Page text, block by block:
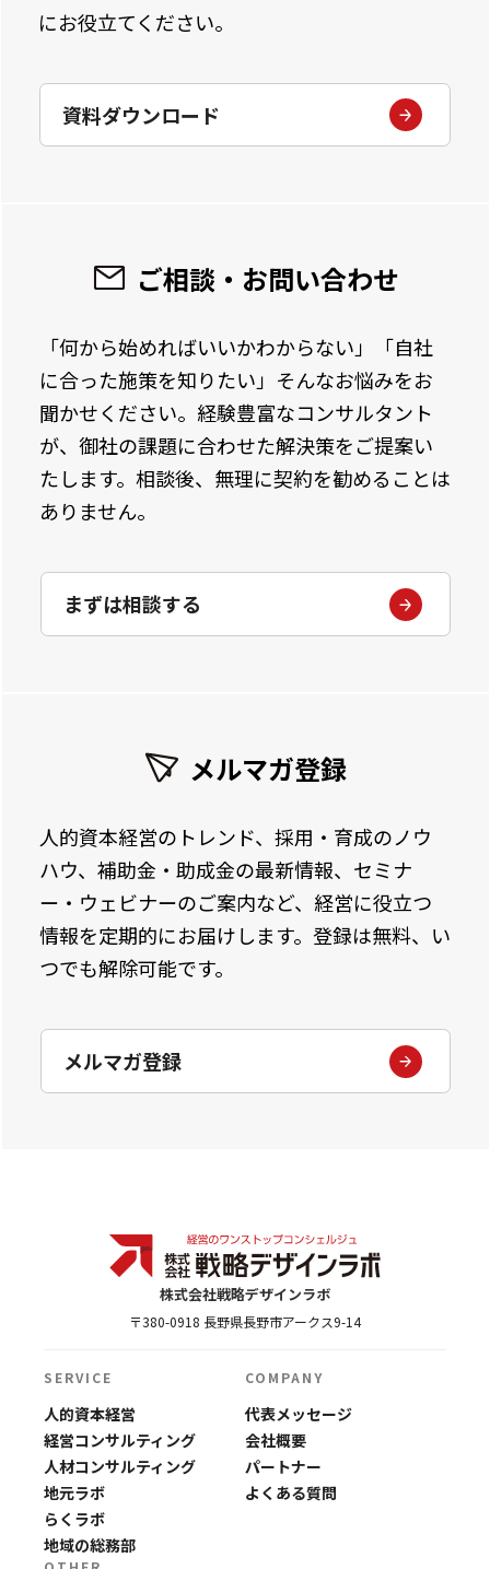
にお役立てください。
資料ダウンロード
ご相談・お問い合わせ
「何から始めればいいかわからない」「自社
に合った施策を知りたい」そんなお悩みをお
聞かせください。経験豊富なコンサルタント
が、御社の課題に合わせた解決策をご提案い
たします。相談後、無理に契約を勧めることは
ありません。
まずは相談する
メルマガ登録
人的資本経営のトレンド、採用・育成のノウ
ハウ、補助金・助成金の最新情報、セミナ
ー・ウェビナーのご案内など、経営に役立つ
情報を定期的にお届けします。登録は無料、い
つでも解除可能です。
メルマガ登録
株式会社戦略デザインラボ
〒380-0918 長野県長野市アークス9-14
SERVICE
人的資本経営
経営コンサルティング
人材コンサルティング
地元ラボ
らくラボ
地域の総務部
COMPANY
代表メッセージ
会社概要
パートナー
よくある質問